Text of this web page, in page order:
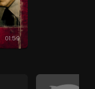
01:59